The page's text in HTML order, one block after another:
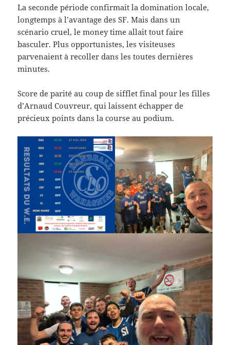
La seconde période confirmait la domination locale,
longtemps à l’avantage des SF. Mais dans un
scénario cruel, le money time allait tout faire
basculer. Plus opportunistes, les visiteuses
parvenaient à recoller dans les toutes dernières
minutes.
Score de parité au coup de sifflet final pour les filles
d’Arnaud Couvreur, qui laissent échapper de
précieux points dans la course au podium.